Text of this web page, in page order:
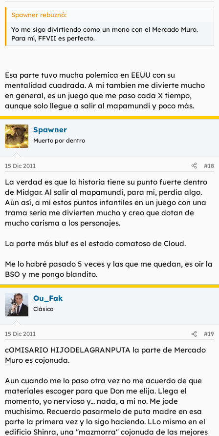
Spawner rebuznó:
Yo me sigo divirtiendo como un mono con el Mercado Muro.
Para mí, FFVII es perfecto.
Esa parte tuvo mucha polemica en EEUU con su
mentalidad cuadrada. A mi tambien me divierte mucho
en general, es un juego que me paso cada X tiempo,
aunque solo llegue a salir al mapamundi y poco más.
Spawner
Muerto por dentro
15 Dic 2011 #18
La verdad es que la historia tiene su punto fuerte dentro
de Midgar. Al salir al mapamundi, para mí, perdía algo.
Aún así, a mí estos puntos infantiles en un juego con una
trama seria me divierten mucho y creo que dotan de
mucho carisma a los personajes.
La parte más bluf es el estado comatoso de Cloud.
Me lo habré pasado 5 veces y las que me quedan, es oír la
BSO y me pongo blandito.
Ou_Fak
Clásico
15 Dic 2011 #19
cOMISARIO HIJODELAGRANPUTA la parte de Mercado
Muro es cojonuda.
Aun cuando me lo paso otra vez no me acuerdo de que
materiales escoger para que Don me elija. Llega el
momento, yo nervioso y... nada, a mi no. Me jode
muchisimo. Recuerdo pasarmelo de puta madre en esa
parte la primera vez y lo sigo haciendo. LLo mismo en el
edificio Shinra, una "mazmorra" cojonuda de las mejores